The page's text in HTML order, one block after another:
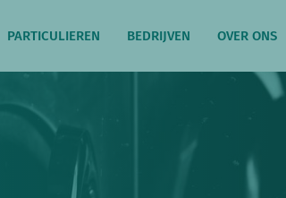
PARTICULIEREN BEDRIJVEN OVER ONS